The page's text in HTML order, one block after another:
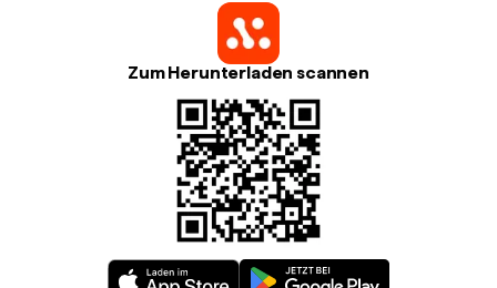
Zum Herunterladen scannen